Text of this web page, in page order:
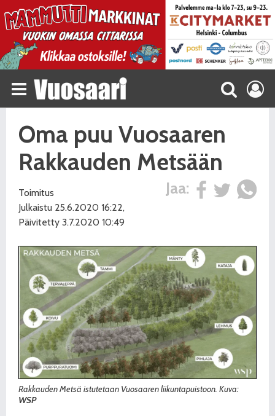
Oma puu Vuosaaren
Rakkauden Metsään
Jaa:
Toimitus
Julkaistu 25.6.2020 16:22,
Päivitetty 3.7.2020 10:49
Rakkauden Metsä istutetaan Vuosaaren liikuntapuistoon. Kuva:
WSP